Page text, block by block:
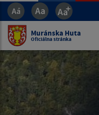
Muránska Huta
Oficiálna stránka